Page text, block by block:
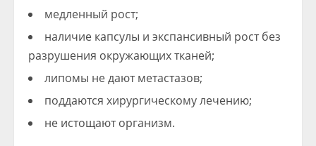
медленный рост;
наличие капсулы и экспансивный рост без
разрушения окружающих тканей;
липомы не дают метастазов;
поддаются хирургическому лечению;
не истощают организм.